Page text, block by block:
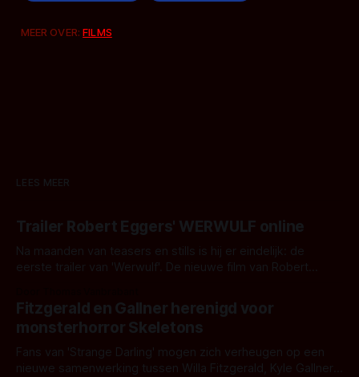
MEER OVER:FILMS
LEES MEER
Trailer Robert Eggers' WERWULF online
Na maanden van teasers en stills is hij er eindelijk: de
eerste trailer van 'Werwulf'. De nieuwe film van Robert
kille stijl vol folklore en mythe. Het topic deze keer is (kon
het het al raden?)... de weerwolf. Kijk je mee?
Fitzgerald en Gallner herenigd voor
monsterhorror Skeletons
Fans van 'Strange Darling' mogen zich verheugen op een
nieuwe samenwerking tussen Willa Fitzgerald, Kyle Gallner